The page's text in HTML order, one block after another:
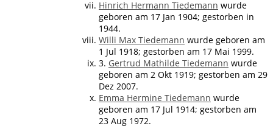
Hinrich Hermann Tiedemann wurde
geboren am 17 Jan 1904; gestorben in
1944.
Willi Max Tiedemann wurde geboren am
1 Jul 1918; gestorben am 17 Mai 1999.
3. Gertrud Mathilde Tiedemann wurde
geboren am 2 Okt 1919; gestorben am 29
Dez 2007.
Emma Hermine Tiedemann wurde
geboren am 17 Jul 1914; gestorben am
23 Aug 1972.